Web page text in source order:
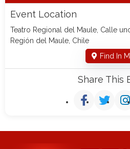
Event Location
Teatro Regional del Maule, Calle
Región del Maule, Chile
Find In
Share This